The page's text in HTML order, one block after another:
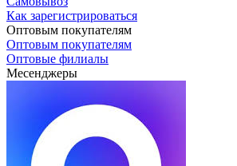
Как зарегистрироваться
Оптовым покупателям
Оптовым покупателям
Оптовые филиалы
Месенджеры